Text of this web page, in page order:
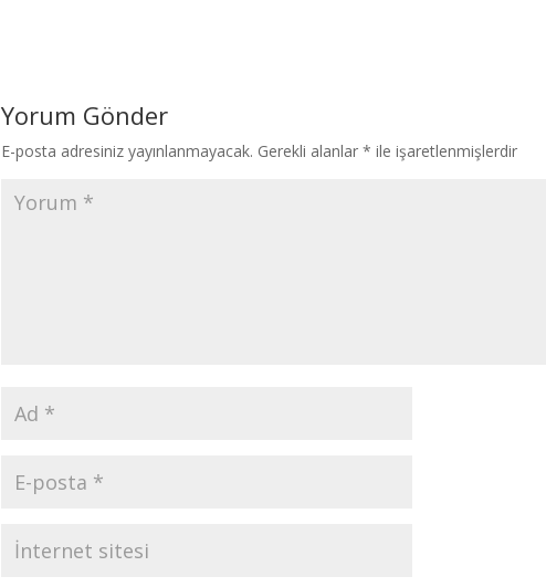
Yorum Gönder
E-posta adresiniz yayınlanmayacak. Gerekli alanlar * ile işaretlenmişlerdir